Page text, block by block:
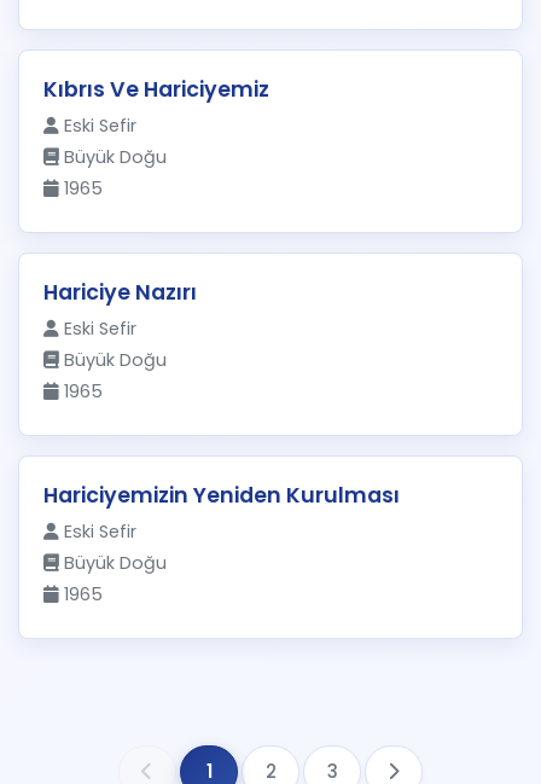
Kıbrıs Ve Hariciyemiz
Eski Sefir
Büyük Doğu
1965
Hariciye Nazırı
Eski Sefir
Büyük Doğu
1965
Hariciyemizin Yeniden Kurulması
Eski Sefir
Büyük Doğu
1965
1 2 3